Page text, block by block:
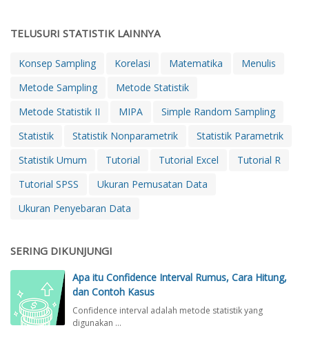
TELUSURI STATISTIK LAINNYA
Konsep Sampling Korelasi Matematika
Menulis
Metode Sampling
Metode Statistik
Metode Statistik II
MIPA
Simple Random Sampling
Statistik
Statistik Nonparametrik
Statistik Parametrik
Statistik Umum
Tutorial Tutorial Excel
Tutorial R
Tutorial SPSS
Ukuran Pemusatan Data
Ukuran Penyebaran Data
SERING DIKUNJUNGI
Apa itu Confidence Interval Rumus, Cara Hitung,
dan Contoh Kasus
Confidence interval adalah metode statistik yang
digunakan …